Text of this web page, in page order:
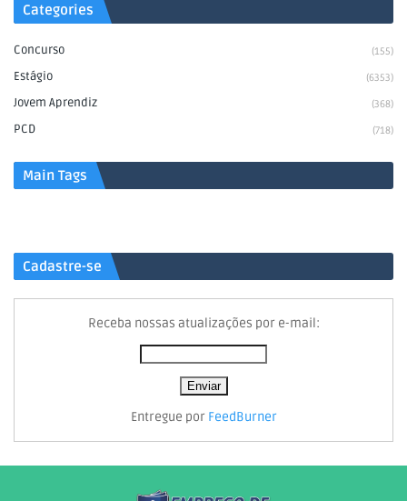
Categories
Concurso (155)
Estágio (6353)
Jovem Aprendiz (368)
PCD (718)
Main Tags
Cadastre-se
Receba nossas atualizações por e-mail:
Entregue por FeedBurner